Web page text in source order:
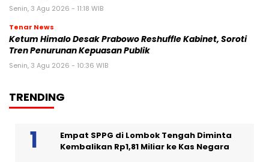
Senin, 3 Agu 2026 - 11:18 WIB
Tenar News
Ketum Himalo Desak Prabowo Reshuffle Kabinet, Soroti
Tren Penurunan Kepuasan Publik
Senin, 3 Agu 2026 - 10:36 WIB
TRENDING
Empat SPPG di Lombok Tengah Diminta
Kembalikan Rp1,81 Miliar ke Kas Negara